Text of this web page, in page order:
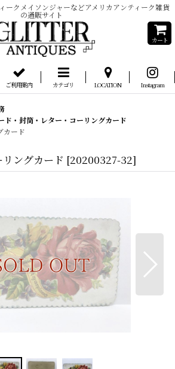
ークメイソンジャーなどアメリカアンティーク雑貨
の通販サイト
カート
ご利用案内 カテゴリ LOCATION Instagram
ド・封筒・レター・コーリングカード
カード
ングカード [20200327-32]